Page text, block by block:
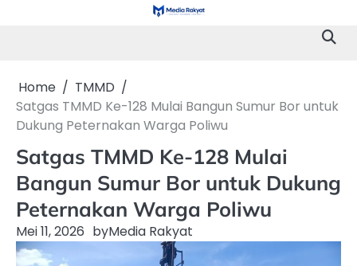
Home
TMMD
Satgas TMMD Ke-128 Mulai Bangun Sumur Bor untuk
Dukung Peternakan Warga Poliwu
Satgas TMMD Ke-128 Mulai
Bangun Sumur Bor untuk Dukung
Peternakan Warga Poliwu
Mei 11, 2026 byMedia Rakyat